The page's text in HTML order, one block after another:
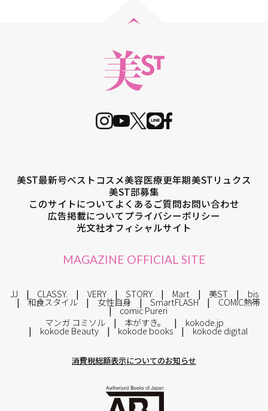
美ST最新号ベストコスメ美容医療更年期美STリュクス
美ST部募集
このサイトについてよくあるご質問お問い合わせ
広告掲載についてプライバシーポリシー
光文社オフィシャルサイト
MAGAZINE OFFICIAL SITE
JJ CLASSY. VERY STORY Mart 美ST bis
和食スタイル 女性自身 SmartFLASH COMIC熱帯
comic Pureri
マンガ コミソル
本がすき。 kokode.jp
kokode Beauty kokode books kokode digital
消費税総額表示についてのお知らせ